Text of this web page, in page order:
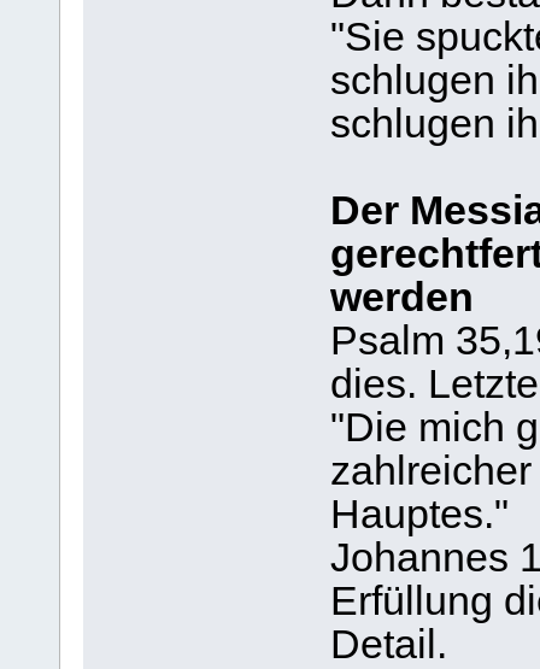
"Sie
schlugen
schlugen
Der
werden
Psalm
dies.
"Die mich
Hauptes."
Johannes
Erfüllung
Detail.